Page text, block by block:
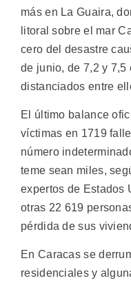
más en La Guaira,
litoral sobre el mar
cero del desastre
de junio, de 7,2 y
distanciados entre
El último balance
víctimas en 1719
número
teme sean miles,
expertos de Estados
otras 22 619
pérdida de sus
En Caracas se
residenciales y